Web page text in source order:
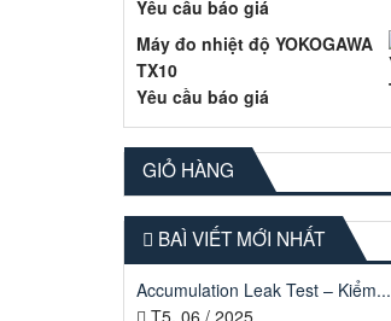
Yêu cầu báo giá
Máy đo nhiệt độ YOKOGAWA
TX10
Yêu cầu báo giá
GIỎ HÀNG
BAÌ VIẾT MỚI NHẤT
Accumulation Leak Test – Kiểm...
T5, 06 / 2025